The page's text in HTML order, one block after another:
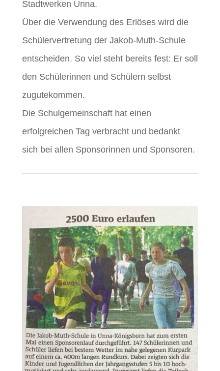
Stadtwerken Unna.
Über die Verwendung des Erlöses wird die
Schülervertretung der Jakob-Muth-Schule
entscheiden. So viel steht bereits fest: Er soll
den Schülerinnen und Schülern selbst
zugutekommen.
Die Schulgemeinschaft hat einen
erfolgreichen Tag verbracht und bedankt
sich bei allen Sponsorinnen und Sponsoren.